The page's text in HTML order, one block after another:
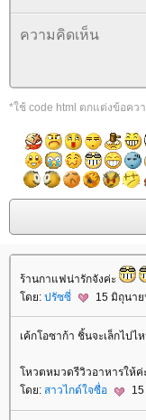
*ใช้ code html ตกแต่งข้อคว
ร้านกาแฟน่ารักจังค่ะ
ดย: ปรัซซี่ 15 มิถุนา
เค้กโอซาก้า ชิ้นจะเล็กไปไ
หวตหมวดรีวิวอาหารให้ค่
ดย: สาวไกด์ใจซื่อ